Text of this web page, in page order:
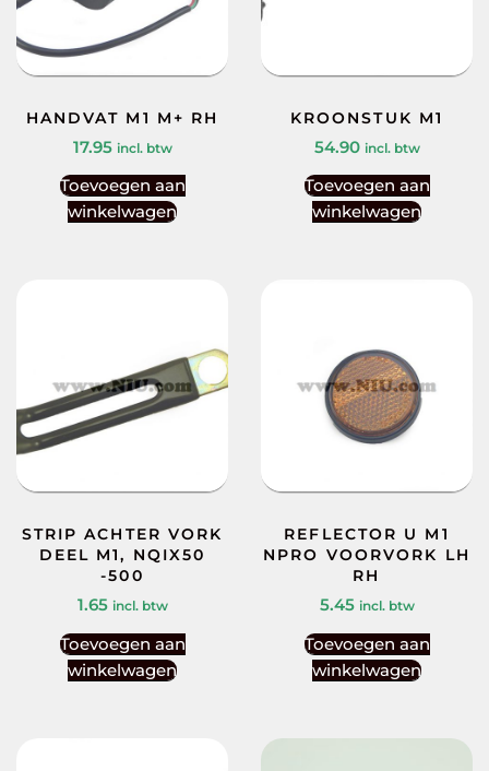
HANDVAT M1 M+ RH
17.95 incl. btw
Toevoegen aan
winkelwagen
KROONSTUK M1
54.90 incl. btw
Toevoegen aan
winkelwagen
STRIP ACHTER VORK
DEEL M1, NQIX50
-500
1.65 incl. btw
Toevoegen aan
winkelwagen
REFLECTOR U M1
NPRO VOORVORK LH
RH
5.45 incl. btw
Toevoegen aan
winkelwagen